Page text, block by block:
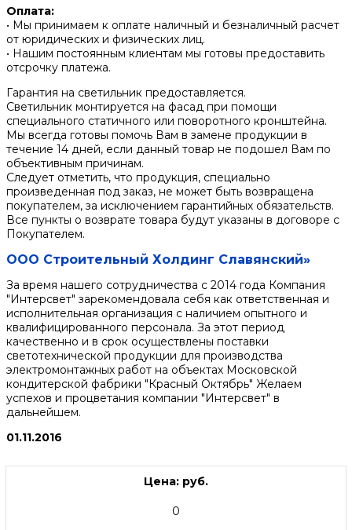
Оплата:
• Мы принимаем к оплате наличный и безналичный расчет
от юридических и физических лиц.
• Нашим постоянным клиентам мы готовы предоставить
отсрочку платежа.
Гарантия на светильник предоставляется.
Светильник монтируется на фасад при помощи
специального статичного или поворотного кронштейна.
Мы всегда готовы помочь Вам в замене продукции в
течение 14 дней, если данный товар не подошел Вам по
объективным причинам.
Следует отметить, что продукция, специально
произведенная под заказ, не может быть возвращена
покупателем, за исключением гарантийных обязательств.
Все пункты о возврате товара будут указаны в договоре с
Покупателем.
ООО Строительный Холдинг Славянский»
За время нашего сотрудничества с 2014 года Компания
"Интерсвет" зарекомендовала себя как ответственная и
исполнительная организация с наличием опытного и
квалифицированного персонала. За этот период
качественно и в срок осуществлены поставки
светотехнической продукции для производства
электромонтажных работ на объектах Московской
кондитерской фабрики "Красный Октябрь" Желаем
успехов и процветания компании "Интерсвет" в
дальнейшем.
01.11.2016
Цена: руб.
0